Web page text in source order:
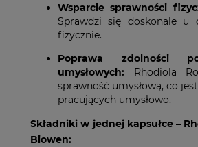
Wsparcie sprawności
Sprawdzi się doskonale u
fizycznie.
Poprawa zdolności
umysłowych: Rhodiola
sprawność umysłową, co
pracujących umysłowo.
Składniki w jednej kapsułce –
Biowen: